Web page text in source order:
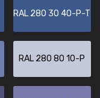
RAL 280 30 40-P-T
RAL 280 80 10-P